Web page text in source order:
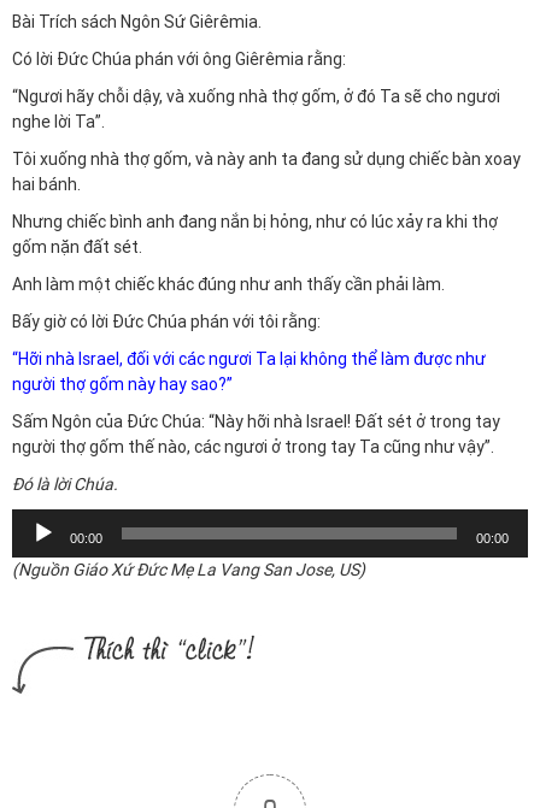
Bài Trích sách Ngôn Sứ Giêrêmia.
Có lời Đức Chúa phán với ông Giêrêmia rằng:
“Ngươi hãy chỗi dậy, và xuống nhà thợ gốm, ở đó Ta sẽ cho ngươi
nghe lời Ta”.
Tôi xuống nhà thợ gốm, và này anh ta đang sử dụng chiếc bàn xoay
hai bánh.
Nhưng chiếc bình anh đang nắn bị hỏng, như có lúc xảy ra khi thợ
gốm nặn đất sét.
Anh làm một chiếc khác đúng như anh thấy cần phải làm.
Bấy giờ có lời Đức Chúa phán với tôi rằng:
“Hỡi nhà Israel, đối với các ngươi Ta lại không thể làm được như
người thợ gốm này hay sao?”
Sấm Ngôn của Đức Chúa: “Này hỡi nhà Israel! Đất sét ở trong tay
người thợ gốm thế nào, các ngươi ở trong tay Ta cũng như vậy”.
Ðó là lời Chúa.
Trình
chơi
Audio
00:00 00:00
(Nguồn Giáo Xứ Đức Mẹ La Vang San Jose, US)